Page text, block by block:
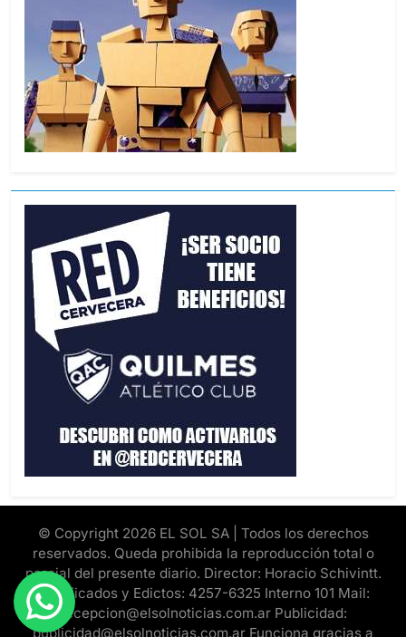
© Copyright 2026 EL SOL SA | Todos los derechos
reservados. Queda prohibida la reproducción total o
parcial del presente diario. Director: Horacio Schivintt.
Clasificados y Edictos: 4257-6325 Interno 101 Mail:
recepcion@elsolnoticias.com.ar Publicidad:
publicidad@elsolnoticias.com.ar Funciona gracias a